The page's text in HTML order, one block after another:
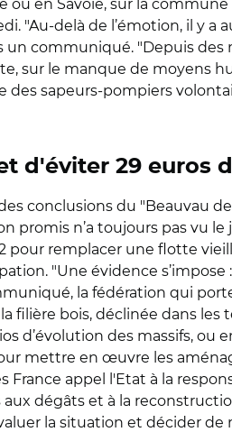
en Savoie, sur la
"Au-delà de l’émotion, il y a
un communiqué. "Depuis
sur le manque de moyens
des sapeurs-pompiers
d'éviter 29 euros
conclusions du "Beauvau
promis n’a toujours pas vu le
pour remplacer une flotte
"Une évidence
la fédération qui
filière bois, déclinée dans
d’évolution des massifs, ou
mettre en œuvre les
France appel l'Etat à la
dégâts et à la
la situation et décider